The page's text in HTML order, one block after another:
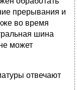
прерывания и
во время
шина
может
отвечают